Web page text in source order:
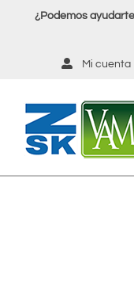
¿Podemos
Mi cuenta